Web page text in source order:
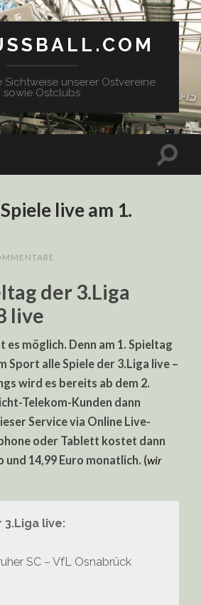
Sichtweise unserer Ostvereine
sowie Ostclubs
live am 1.
der 3.Liga
live
es möglich. Denn am 1. Spieltag
Sport alle Spiele der 3.Liga live –
wird es bereits ab dem 2.
Telekom-Kunden dann
Service via Online Live-
oder Tablett kostet dann
und 14,99 Euro monatlich. (wir
3.Liga live:
SC – VfL Osnabrück